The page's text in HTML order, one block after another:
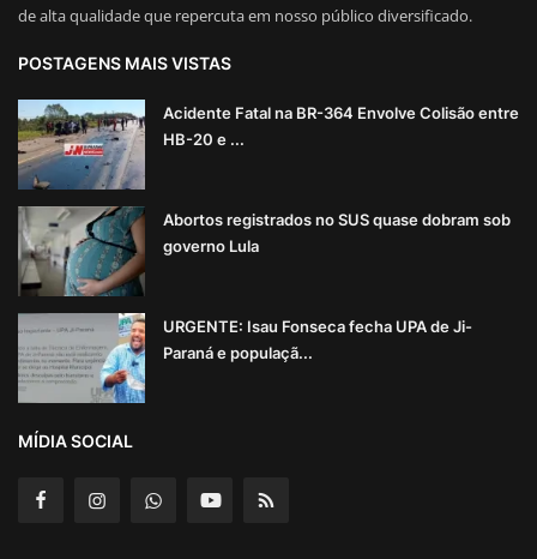
de alta qualidade que repercuta em nosso público diversificado.
POSTAGENS MAIS VISTAS
Acidente Fatal na BR-364 Envolve Colisão entre
HB-20 e ...
Abortos registrados no SUS quase dobram sob
governo Lula
URGENTE: Isau Fonseca fecha UPA de Ji-
Paraná e populaçã...
MÍDIA SOCIAL